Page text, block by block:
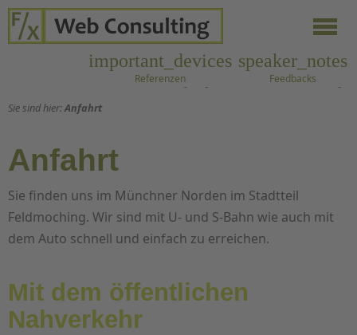
important_devices
Referenzen
speaker_notes
Feedbacks
contact_mail phone search
Sie sind hier:Anfahrt
Anfahrt
Sie finden uns im Münchner Norden im Stadtteil
Feldmoching. Wir sind mit U- und S-Bahn wie auch mit
dem Auto schnell und einfach zu erreichen.
Mit dem öffentlichen
Nahverkehr